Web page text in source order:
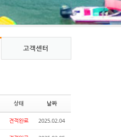
고객센터
상태 날짜
견적완료 2025.02.04